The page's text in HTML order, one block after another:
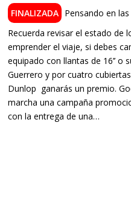
Pensando en
Recuerda revisar el estado de
emprender el viaje, si debes
equipado con llantas de 16’’ o
Guerrero y por cuatro
Dunlop ganarás un premio.
marcha una campaña
con la entrega de una…